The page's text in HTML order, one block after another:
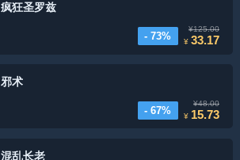
疯狂圣罗兹
- 73%
¥125.00
¥33.17
邪术
- 67%
¥48.00
¥ 15.73
混乱长老